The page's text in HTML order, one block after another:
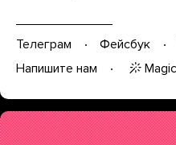
Телеграм Фейсбук
Напишите нам